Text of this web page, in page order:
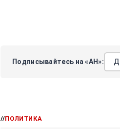
Подписывайтесь на «АН»:
//ПОЛИТИКА